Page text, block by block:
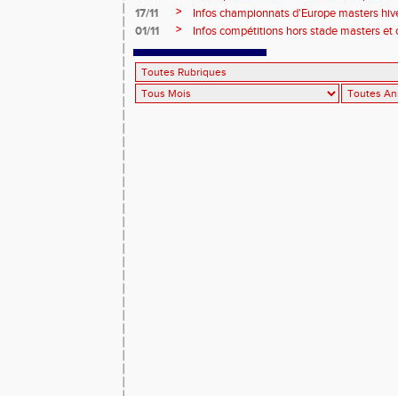
17/11
>
Infos championnats d'Europe masters
01/11
> Infos compétitions hors stade masters et